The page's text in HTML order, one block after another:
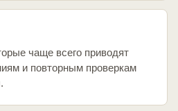
чаще всего приводят
и повторным проверкам